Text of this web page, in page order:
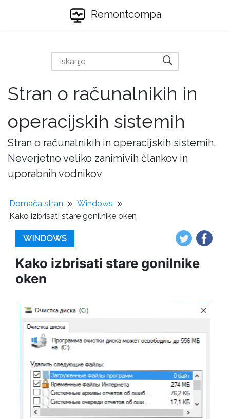
Remontcompa
Stran o računalnikih in
operacijskih sistemih
Stran o računalnikih in operacijskih sistemih.
Neverjetno veliko zanimivih člankov in
uporabnih vodnikov
Domača stran
Windows
Kako izbrisati stare gonilnike oken
WINDOWS
Kako izbrisati stare gonilnike
oken